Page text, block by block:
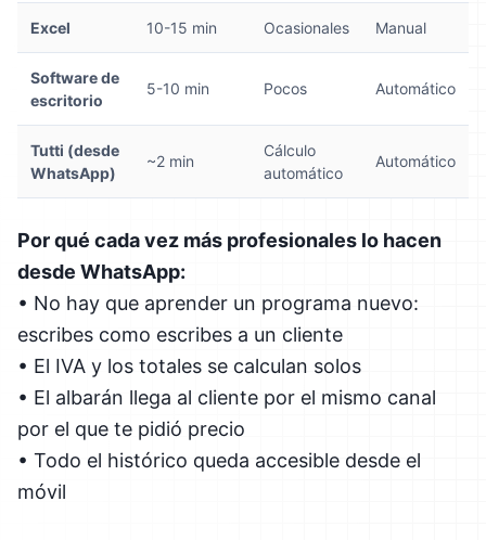
Excel 10-15 min Ocasionales Manual
Software de
escritorio
5-10 min Pocos Automático
Tutti (desde
WhatsApp)
~2 min
Cálculo
automático
Automático
Por qué cada vez más profesionales lo hacen
desde WhatsApp:
• No hay que aprender un programa nuevo:
escribes como escribes a un cliente
• El IVA y los totales se calculan solos
• El albarán llega al cliente por el mismo canal
por el que te pidió precio
• Todo el histórico queda accesible desde el
móvil